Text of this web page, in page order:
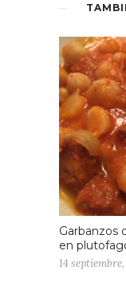
Garbanzos
en
14